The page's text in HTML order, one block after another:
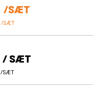
/SÆT
/SÆT
/ SÆT
/SÆT